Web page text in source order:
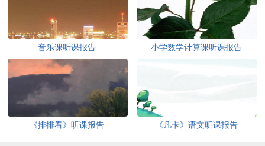
音乐课听课报告 小学数学计算课听课报告
《排排看》听课报告 《凡卡》语文听课报告